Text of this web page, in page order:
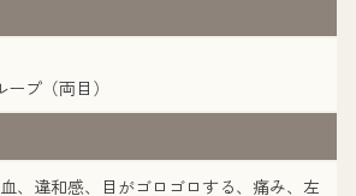
プ（両目）
、違和感、目がゴロゴロする、痛み、左